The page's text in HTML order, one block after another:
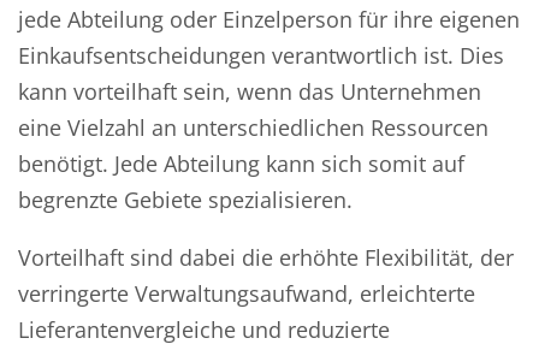
jede Abteilung oder Einzelperson für ihre eigenen
Einkaufsentscheidungen verantwortlich ist. Dies
kann vorteilhaft sein, wenn das Unternehmen
eine Vielzahl an unterschiedlichen Ressourcen
benötigt. Jede Abteilung kann sich somit auf
begrenzte Gebiete spezialisieren.
Vorteilhaft sind dabei die erhöhte Flexibilität, der
verringerte Verwaltungsaufwand, erleichterte
Lieferantenvergleiche und reduzierte